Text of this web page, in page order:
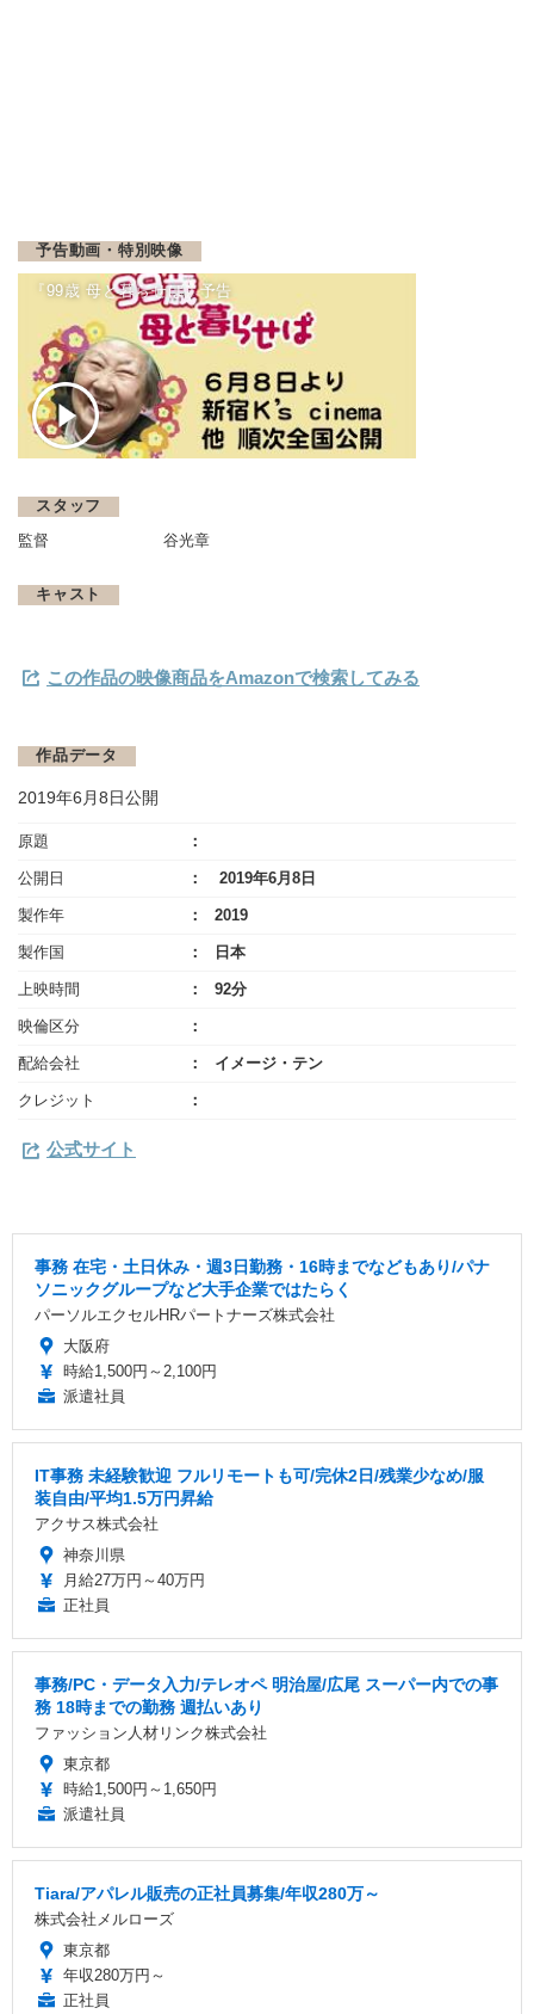
予告動画・特別映像
『99歳 母と暮らせば』予告
スタッフ
監督 谷光章
キャスト
この作品の映像商品をAmazonで検索してみる
作品データ
2019年6月8日公開
原題
公開日 2019年6月8日
製作年 2019
製作国 日本
上映時間 92分
映倫区分
配給会社 イメージ・テン
クレジット
公式サイト
事務 在宅・土日休み・週3日勤務・16時までなどもあり/パナ
ソニックグループなど大手企業ではたらく
パーソルエクセルHRパートナーズ株式会社
大阪府
時給1,500円～2,100円
派遣社員
IT事務 未経験歓迎 フルリモートも可/完休2日/残業少なめ/服
装自由/平均1.5万円昇給
アクサス株式会社
神奈川県
月給27万円～40万円
正社員
事務/PC・データ入力/テレオペ 明治屋/広尾 スーパー内での事
務 18時までの勤務 週払いあり
ファッション人材リンク株式会社
東京都
時給1,500円～1,650円
派遣社員
Tiara/アパレル販売の正社員募集/年収280万～
株式会社メルローズ
東京都
年収280万円～
正社員